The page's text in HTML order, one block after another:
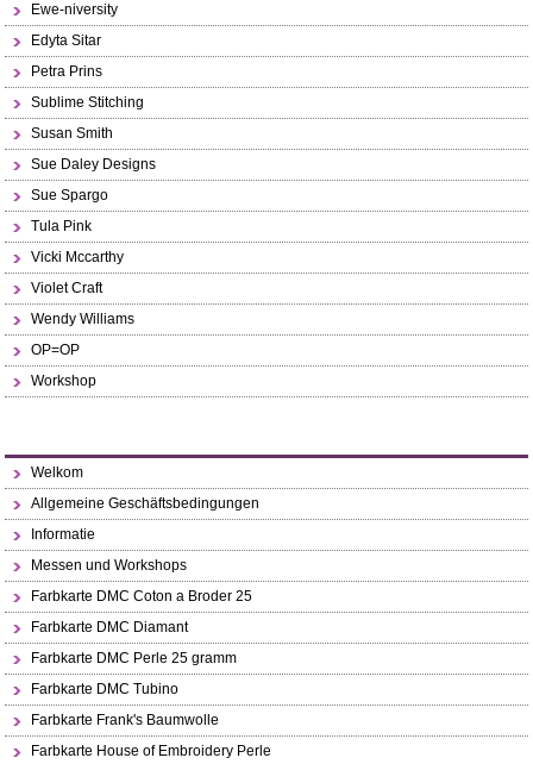
Ewe-niversity
Edyta Sitar
Petra Prins
Sublime Stitching
Susan Smith
Sue Daley Designs
Sue Spargo
Tula Pink
Vicki Mccarthy
Violet Craft
Wendy Williams
OP=OP
Workshop
Welkom
Allgemeine Geschäftsbedingungen
Informatie
Messen und Workshops
Farbkarte DMC Coton a Broder 25
Farbkarte DMC Diamant
Farbkarte DMC Perle 25 gramm
Farbkarte DMC Tubino
Farbkarte Frank's Baumwolle
Farbkarte House of Embroidery Perle